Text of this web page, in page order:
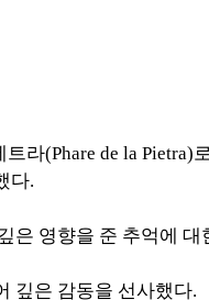
라(Phare de la Pietra)
다.
은 영향을 준 추억에 대
깊은 감동을 선사했다.